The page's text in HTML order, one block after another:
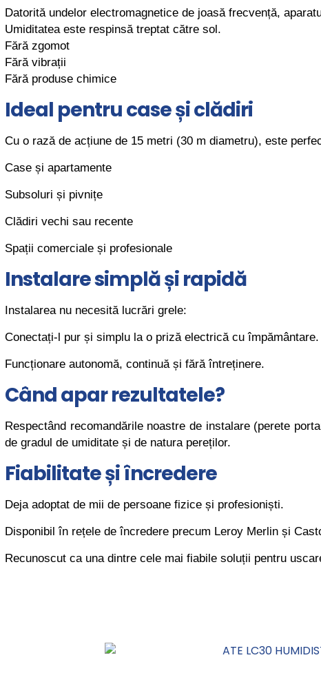
Datorită undelor electromagnetice de joasă frecvență,
Umiditatea este respinsă treptat către sol.
Fără zgomot
Fără vibrații
Fără produse chimice
Ideal pentru case și clădiri
Cu o rază de acțiune de 15 metri (30 m diametru), este
Case și apartamente
Subsoluri și pivnițe
Clădiri vechi sau recente
Spații comerciale și profesionale
Instalare simplă și rapidă
Instalarea nu necesită lucrări grele:
Conectați-l pur și simplu la o priză electrică cu împământare.
Funcționare autonomă, continuă și fără întreținere.
Când apar rezultatele?
Respectând recomandările noastre de instalare (perete
de gradul de umiditate și de natura pereților.
Fiabilitate și încredere
Deja adoptat de mii de persoane fizice și profesioniști.
Disponibil în rețele de încredere precum Leroy Merlin și
Recunoscut ca una dintre cele mai fiabile soluții pentru